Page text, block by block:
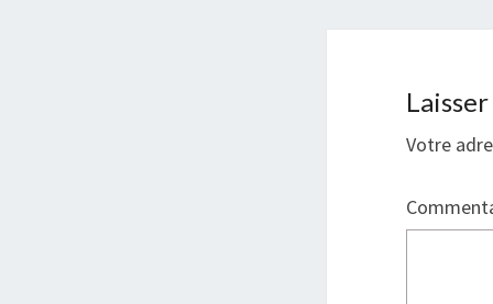
Votre